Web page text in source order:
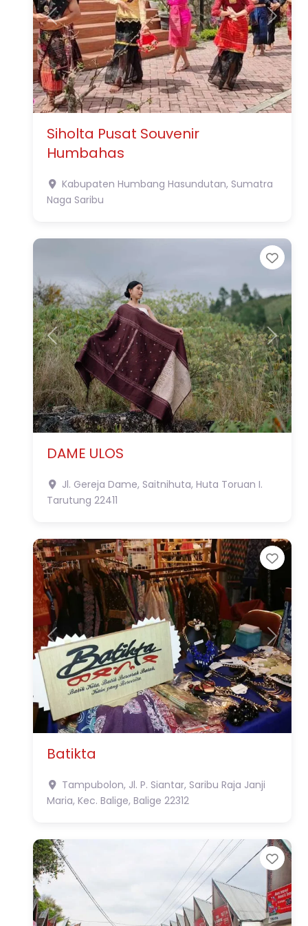
Previous Next
Siholta Pusat Souvenir
Humbahas
Kabupaten Humbang Hasundutan, Sumatra
Naga Saribu
Previous Next
DAME ULOS
Jl. Gereja Dame, Saitnihuta, Huta Toruan I.
Tarutung 22411
Previous Next
Batikta
Tampubolon, Jl. P. Siantar, Saribu Raja Janji
Maria, Kec. Balige, Balige 22312